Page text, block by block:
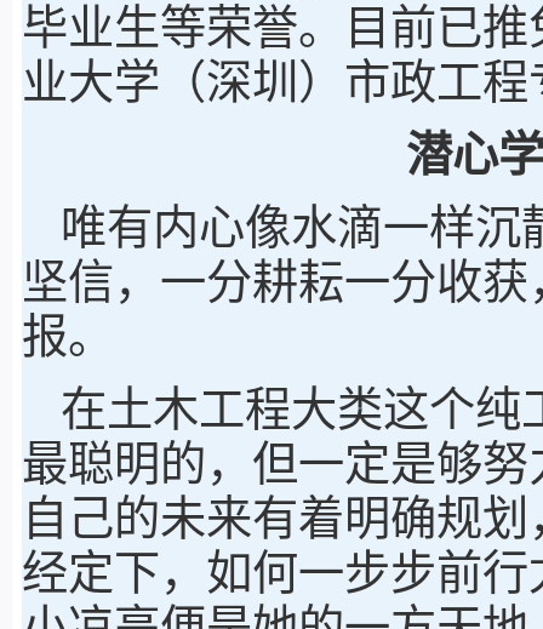
毕业生等荣誉。目前已
业大学（深圳）市政工
潜心
唯有内心像水滴一样
坚信，一分耕耘一分收
报。
在土木工程大类这个纯
最聪明的，但一定是够
自己的未来有着明确规
经定下，如何一步步前